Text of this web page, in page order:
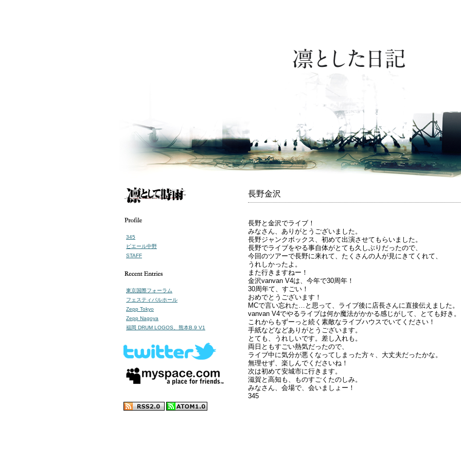
345
ピエール中野
STAFF
東京国際フォーラム
フェスティバルホール
Zepp Tokyo
Zepp Nagoya
福岡 DRUM LOGOS、熊本B.9 V1
長野金沢
長野と金沢でライブ！
みなさん、ありがとうございました。
長野ジャンクボックス、初めて出演させてもらいました。
長野でライブをやる事自体がとても久しぶりだったので、
今回のツアーで長野に来れて、たくさんの人が見にきてくれて、
うれしかったよ。
また行きますねー！
金沢vanvan V4は、今年で30周年！
30周年て、すごい！
おめでとうございます！
MCで言い忘れた…と思って、ライブ後に店長さんに直接伝えました。
vanvan V4でやるライブは何か魔法がかかる感じがして、とても好き。
これからもずーっと続く素敵なライブハウスでいてください！
手紙などなどありがとうございます。
とても、うれしいです。差し入れも。
両日ともすごい熱気だったので、
ライブ中に気分が悪くなってしまった方々、大丈夫だったかな。
無理せず、楽しんでくださいね！
次は初めて安城市に行きます。
滋賀と高知も、ものすごくたのしみ。
みなさん、会場で、会いましょー！
345